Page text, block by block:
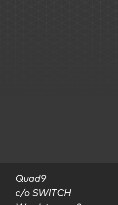
Quad9
c/o SWITCH